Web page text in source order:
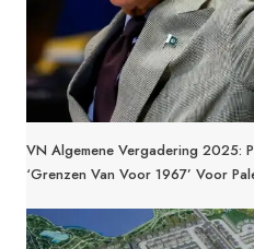
VN Algemene Vergadering 2025:
‘grenzen Van Voor 1967’ Voor